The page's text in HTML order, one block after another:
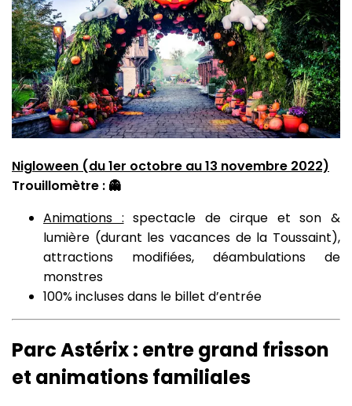
Nigloween (du 1er octobre au 13 novembre 2022)
Trouillomètre : 👻
Animations : spectacle de cirque et son &
lumière (durant les vacances de la Toussaint),
attractions modifiées, déambulations de
monstres
100% incluses dans le billet d’entrée
Parc Astérix : entre grand frisson
et animations familiales